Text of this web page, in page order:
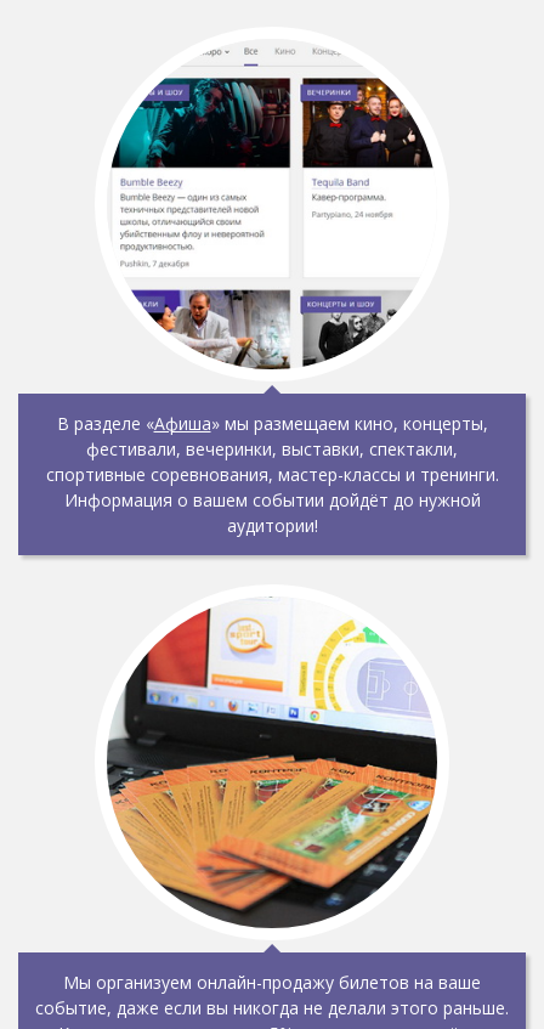
В разделе «Афиша» мы размещаем кино, концерты,
фестивали, вечеринки, выставки, спектакли,
спортивные соревнования, мастер-классы и тренинги.
Информация о вашем событии дойдёт до нужной
аудитории!
Мы организуем онлайн-продажу билетов на ваше
событие, даже если вы никогда не делали этого раньше.